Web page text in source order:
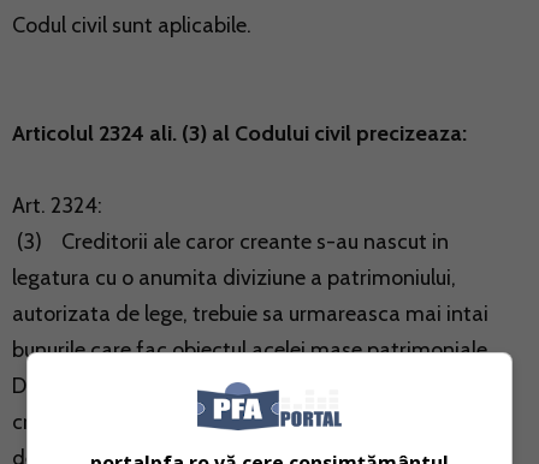
Codul civil sunt aplicabile.
Articolul 2324 ali. (3) al Codului civil precizeaza:
Art. 2324:
(3) Creditorii ale caror creante s-au nascut in
legatura cu o anumita diviziune a patrimoniului,
autorizata de lege, trebuie sa urmareasca mai intai
bunurile care fac obiectul acelei mase patrimoniale.
Daca acestea nu sunt suficiente pentru satisfacerea
creantelor, pot fi urmarite si celelalte bunuri ale
debitorului.